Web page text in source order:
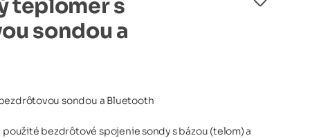
teplomer s
sondou a
sondou a Bluetooth
bezdrôtové spojenie sondy s bázou (telom) a